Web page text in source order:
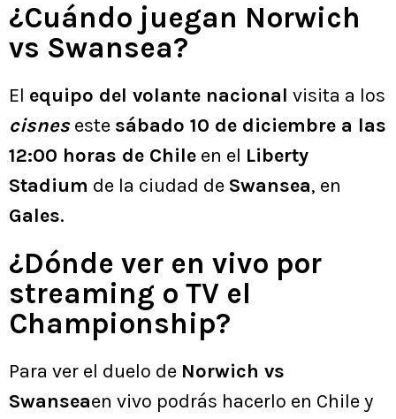
¿Cuándo juegan Norwich
vs Swansea?
El equipo del volante nacional visita a los
cisneseste sábado 10 de diciembre a las
12:00 horas de Chile en el Liberty
Stadium de la ciudad de Swansea, en
Gales.
¿Dónde ver en vivo por
streaming o TV el
Championship?
Para ver el duelo de Norwich vs
Swanseaen vivo podrás hacerlo en Chile y